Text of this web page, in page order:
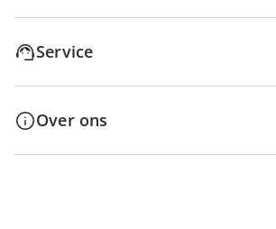
Service
Over ons